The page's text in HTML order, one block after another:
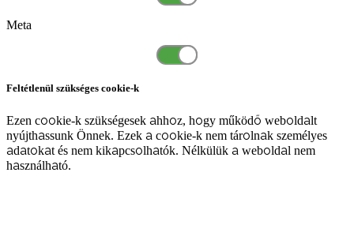
Meta
Feltétlenül szükséges cookie-k
Ezen cookie-k szükségesek ahhoz, hogy működő weboldalt
nyújthassunk Önnek. Ezek a cookie-k nem tárolnak személyes
adatokat és nem kikapcsolhatók. Nélkülük a weboldal nem
használható.